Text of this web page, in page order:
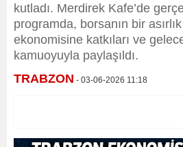
kutladı. Merdirek Kafe’de
programda, borsanın bir
ekonomisine katkıları ve
kamuoyuyla paylaşıldı.
TRABZON - 03-06-2026 11:18